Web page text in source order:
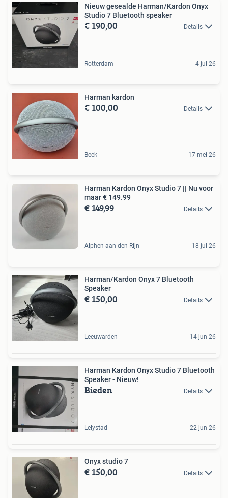
Nieuw gesealde Harman/Kardon Onyx
Studio 7 Bluetooth speaker
€ 190,00 Details
Rotterdam 4 jul 26
Harman kardon
€ 100,00 Details
Beek 17 mei 26
Harman Kardon Onyx Studio 7 || Nu voor
maar € 149.99
€ 149,99 Details
Alphen aan den Rijn 18 jul 26
Harman/Kardon Onyx 7 Bluetooth
Speaker
€ 150,00 Details
Leeuwarden 14 jun 26
Harman Kardon Onyx Studio 7 Bluetooth
Speaker - Nieuw!
Bieden Details
Lelystad 22 jun 26
Onyx studio 7
€ 150,00 Details